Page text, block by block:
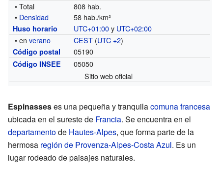
• Total
808 hab.
• Densidad 58 hab./km²
Huso horario UTC+01:00y UTC+02:00
• enverano CEST (UTC +2)
Código postal 05190
Código INSEE
05050
Sitio web oficial
Espinasseses una pequeña y tranquilacomuna francesa
ubicada en el sureste de Francia. Se encuentra en el
departamentode Hautes-Alpes, que forma parte de la
hermosa región de Provenza-Alpes-Costa Azul. Es un
lugar rodeado de paisajes naturales.